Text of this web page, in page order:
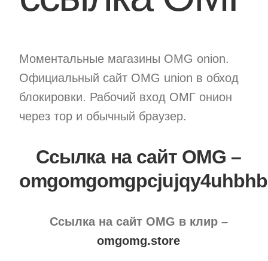
Моментальные магазины OMG onion.
Официальный сайт OMG union в обход
блокировки. Рабочий вход ОМГ онион
через тор и обычный браузер.
Ссылка на сайт OMG –
Ссылка на сайт OMG в клир –
omgomg.store